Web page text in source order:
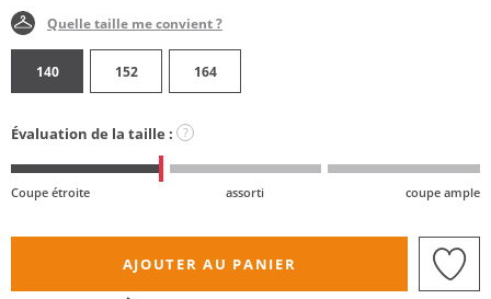
Quelle taille me convient ?
140 152 164
Évaluation de la taille : ?
Coupe étroite assorti coupe ample
AJOUTER AU PANIER